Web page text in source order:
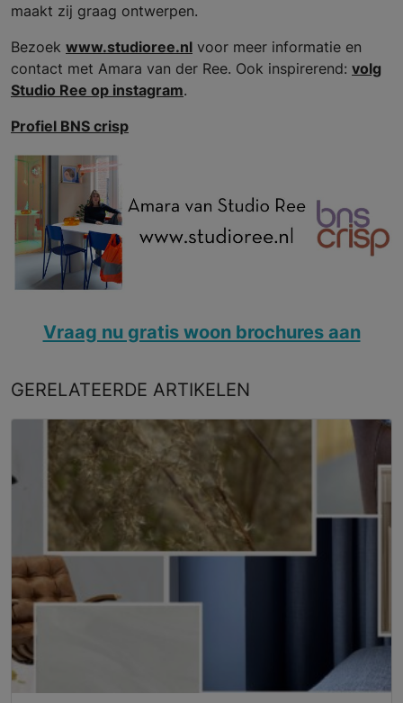
maakt zij graag ontwerpen.
Bezoek www.studioree.nl voor meer informatie en
contact met Amara van der Ree. Ook inspirerend: volg
Studio Ree op instagram.
Profiel BNS crisp
Vraag nu gratis woon brochures aan
GERELATEERDE ARTIKELEN